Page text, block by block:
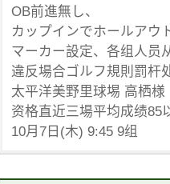
OB前進無し、
カップインでホールアウ
マーカー設定、各组人员
違反場合ゴルフ規則罰杆
太平洋美野里球埸 高栖様
资格直近三場平均成绩85
10月7日(木) 9:45 9组